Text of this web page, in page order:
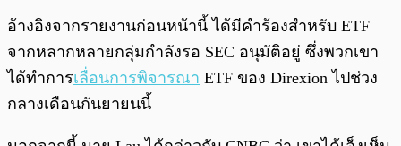
อ้างอิงจากรายงานก่อนหน้านี้ ได้มีคำร้องสำหรับ ETF
จากหลากหลายกลุ่มกำลังรอ SEC อนุมัติอยู่ ซึ่งพวกเขา
ได้ทำการเลื่อนการพิจารณา ETF ของ Direxion ไปช่วง
กลางเดือนกันยายนนี้